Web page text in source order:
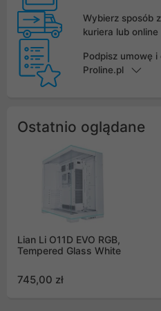
Wybierz sposób
kuriera lub online
Podpisz umowę
Proline.pl
Ostatnio oglądane
Lian Li O11D EVO RGB,
Tempered Glass White
745,00 zł